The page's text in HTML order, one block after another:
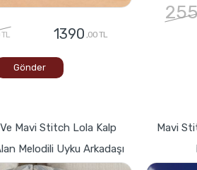
1390 ,00 TL
Gönder
Mavi Stitch Lola Kalp
Melodili Uyku Arkadaşı
Mavi